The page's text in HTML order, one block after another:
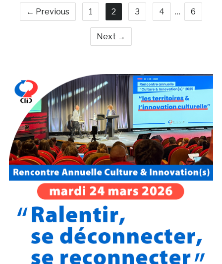
← Previous 1 2 3 4 … 6
Next →